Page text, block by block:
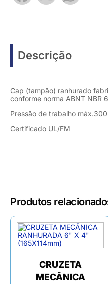
Descrição
Cap (tampão) ranhurado
conforme norma ABNT NBR
Pressão de trabalho
Certificado UL/FM
Produtos
CRUZETA
MECÂNICA